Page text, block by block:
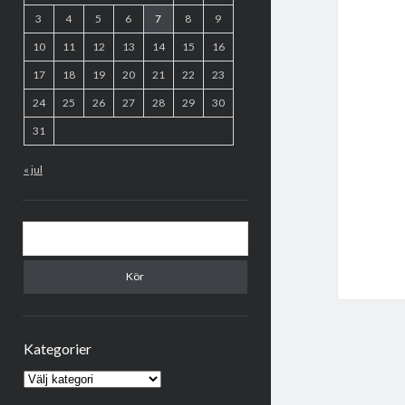
3 4 5 6 7 8 9
10 11 12 13 14 15 16
17 18 19 20 21 22 23
24 25 26 27 28 29 30
31
« jul
Kategorier
Kategorier